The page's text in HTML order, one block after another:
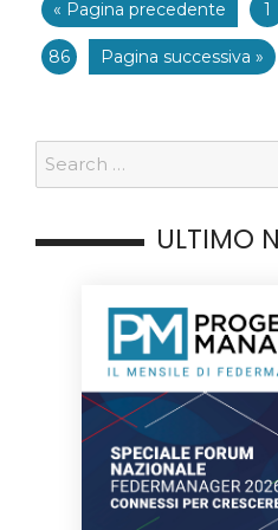
« Pagina precedente 1
86 Pagina successiva »
ULTIMO